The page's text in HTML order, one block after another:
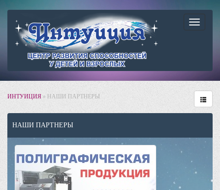
ИНТУИЦИЯ» НАШИ ПАРТНЕРЫ
НАШИ ПАРТНЕРЫ